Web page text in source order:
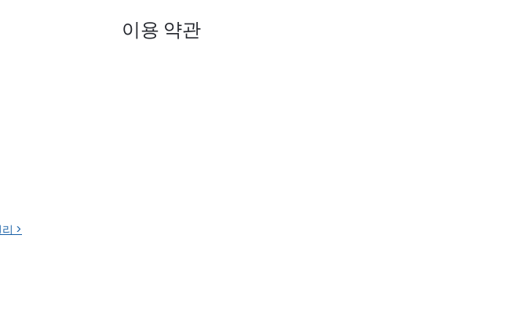
이용 약관
>